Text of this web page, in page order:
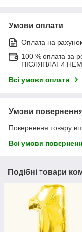
Умови оплати
Оплата на рахунок
100 % оплата за
ПІСЛЯПЛАТИ
Всі умови оплати
Умови
Повернення товару
Всі умови
Подібні товари